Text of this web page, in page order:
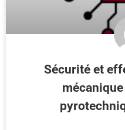
Sécurité et